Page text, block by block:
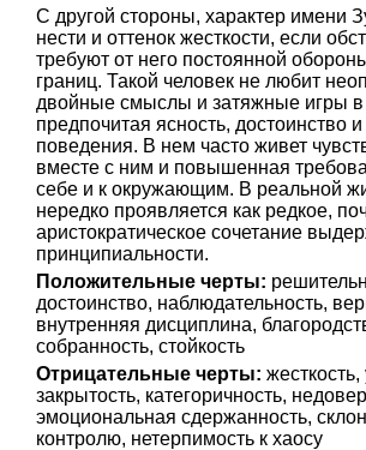
С другой стороны, характер имени
нести и оттенок жесткости, если
требуют от него постоянной
границ. Такой человек не любит
двойные смыслы и затяжные игры в
предпочитая ясность, достоинство
поведения. В нем часто живет
вместе с ним и повышенная
себе и к окружающим. В реальной
нередко проявляется как редкое,
аристократическое сочетание
принципиальности.
Положительные черты:
достоинство, наблюдательность,
внутренняя дисциплина,
собранность, стойкость
Отрицательные черты:
закрытость, категоричность,
эмоциональная сдержанность,
контролю, нетерпимость к хаосу